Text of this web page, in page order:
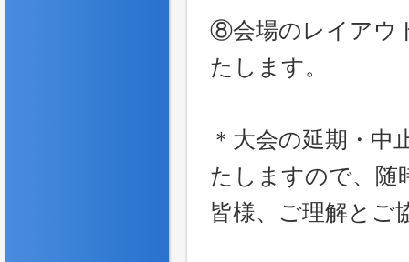
⑧会場のレイアウ
たします。
＊大会の延期・
たしますので、随
皆様、ご理解とご